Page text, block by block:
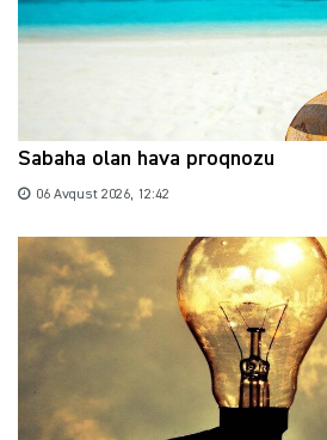
Sabaha olan hava proqnozu
06 Avqust 2026, 12:42